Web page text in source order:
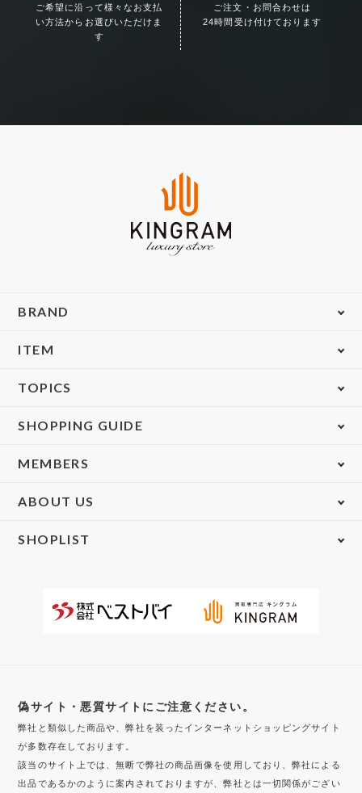
ご希望に沿って様々な お支払
い方法からお選びいただけま
す
ご注文・お問合わせは
24時間受け付けております
BRAND
ITEM
TOPICS
SHOPPING GUIDE
MEMBERS
ABOUT US
SHOPLIST
偽サイト・悪質サイトにご注意ください。
弊社と類似した商品や、弊社を装ったインターネットショッピングサイト
が多数存在しております。
該当のサイト上では、無断で弊社の商品画像を使用しており、弊社による
出品であるかのように案内されておりますが、弊社とは一切関係がござい